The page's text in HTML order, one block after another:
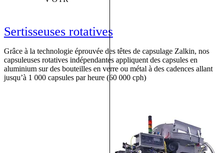
Sertisseuses rotatives
Grâce à la technologie éprouvée des têtes de capsulage Zalkin, nos
capsuleuses rotatives indépendantes appliquent des capsules en
aluminium sur des bouteilles en verre ou métal à des cadences allant
jusqu’à 1 000 capsules par heure (60 000 cph)